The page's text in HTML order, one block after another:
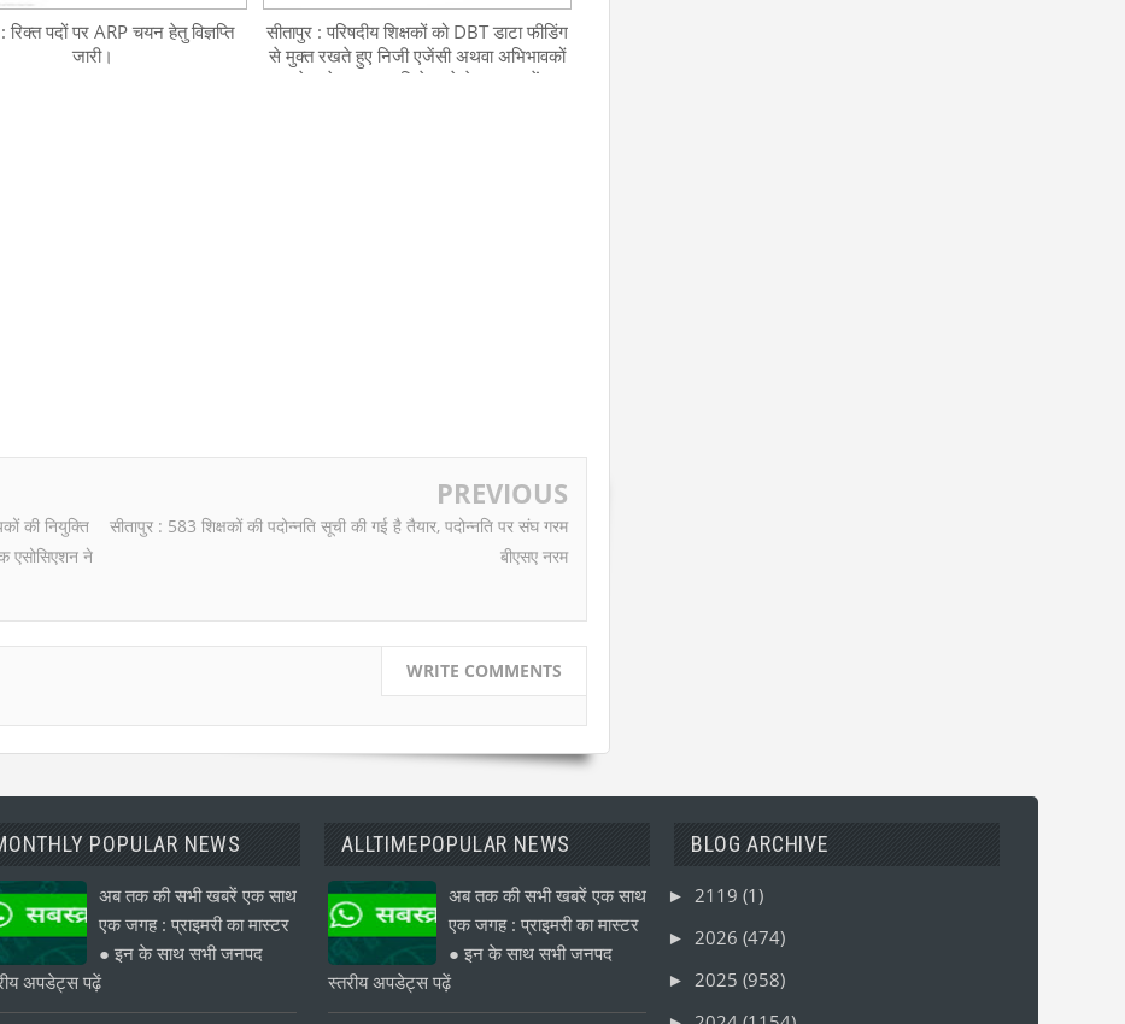
रिक्त पदों पर ARP चयन हेतु विज्ञप्ति
जारी।
सीतापुर : परिषदीय शिक्षकों को DBT डाटा फीडिंग
से मुक्त रखते हुए निजी एजेंसी अथवा अभिभावकों
से आवेदन प्राप्त किये जाने के सम्बन्ध में
की नियुक्ति
एसोसिएशन ने
PREVIOUS
सीतापुर : 583 शिक्षकों की पदोन्नति सूची की गई है तैयार, पदोन्नति पर संघ गरम
बीएसए नरम
WRITE COMMENTS
POPULAR NEWS
अब तक की सभी खबरें एक साथ
एक जगह : प्राइमरी का मास्टर
● इन के साथ सभी जनपद
अपडेट्स पढ़ें
ALLTIMEPOPULAR NEWS
अब तक की सभी खबरें एक साथ
एक जगह : प्राइमरी का मास्टर
● इन के साथ सभी जनपद
स्तरीय अपडेट्स पढ़ें
BLOG ARCHIVE
► 2119(1)
► 2026(474)
► 2025(958)